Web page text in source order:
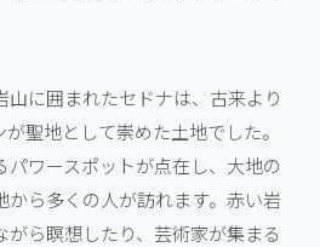
山に囲まれたセドナは、古来より
聖地として崇めた土地でした。
パワースポットが点在し、大地の
から多くの人が訪れます。赤い岩
ら瞑想したり、芸術家が集まる